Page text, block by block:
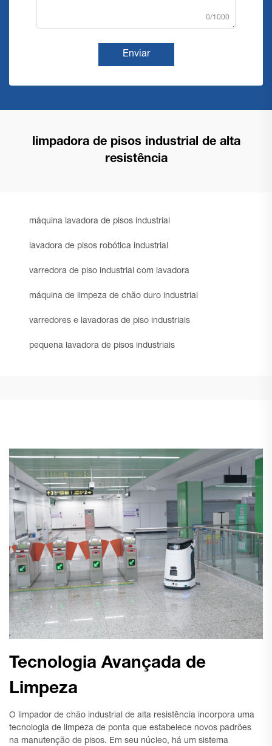
0/1000
Enviar
limpadora de pisos industrial de alta
resistência
máquina lavadora de pisos industrial
lavadora de pisos robótica industrial
varredora de piso industrial com lavadora
máquina de limpeza de chão duro industrial
varredores e lavadoras de piso industriais
pequena lavadora de pisos industriais
Tecnologia Avançada de
Limpeza
O limpador de chão industrial de alta resistência incorpora uma
tecnologia de limpeza de ponta que estabelece novos padrões
na manutenção de pisos. Em seu núcleo, há um sistema